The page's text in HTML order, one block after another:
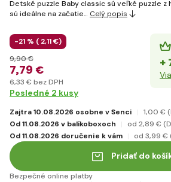
Detské puzzle Baby classic sú veľké puzzle z
sú ideálne na začatie… Celý popis
-21 % ( 2,11 €)
7,79 €
9,90 €
6,33 € bez DPH
+
Posledné 2 kusy
Zajtra 10.08.2026 osobne v Senci 1,00 €
Od 11.08.2026 v balíkoboxoch
od 2,89 €
Od 11.08.2026 doručenie k vám
od 3,99 €
Pridať do
Bezpečné online platby